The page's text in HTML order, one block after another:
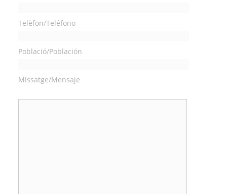
Telèfon/Teléfono
Població/Población
Missatge/Mensaje